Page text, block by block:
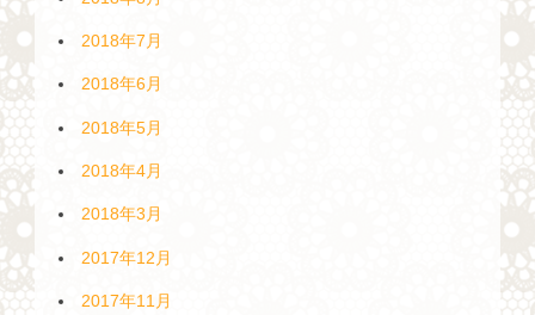
2018年7月
2018年6月
2018年5月
2018年4月
2018年3月
2017年12月
2017年11月